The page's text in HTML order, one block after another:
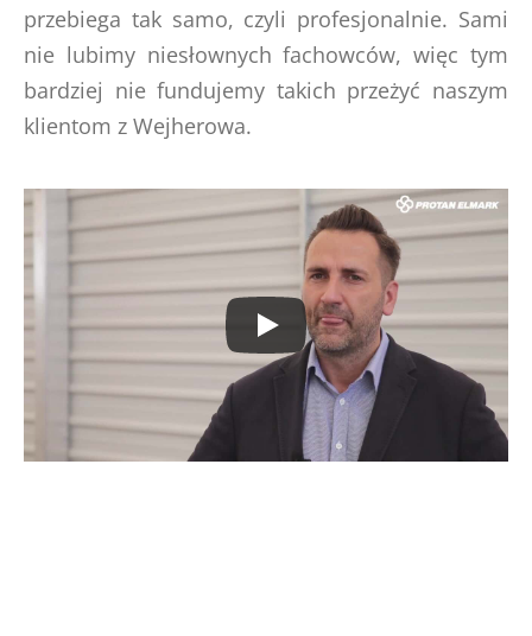
przebiega tak samo, czyli profesjonalnie. Sami
nie lubimy niesłownych fachowców, więc tym
bardziej nie fundujemy takich przeżyć naszym
klientom z Wejherowa.